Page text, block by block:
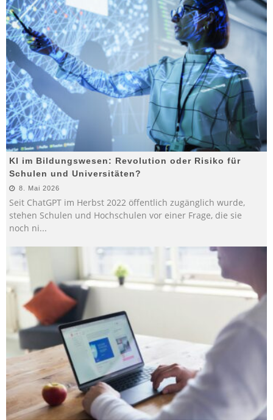
KI im Bildungswesen: Revolution oder Risiko für
Schulen und Universitäten?
8. Mai 2026
Seit ChatGPT im Herbst 2022 öffentlich zugänglich wurde,
stehen Schulen und Hochschulen vor einer Frage, die sie
noch ni...